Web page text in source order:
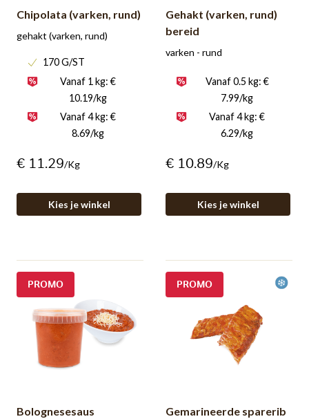
Chipolata (varken, rund)
gehakt (varken, rund)
170 G/ST
Vanaf 1 kg: €
10.19/kg
Vanaf 4 kg: €
8.69/kg
€ 11.29/kg
Kies je winkel
Gehakt (varken, rund)
bereid
varken - rund
Vanaf 0.5 kg: €
7.99/kg
Vanaf 4 kg: €
6.29/kg
€ 10.89/kg
Kies je winkel
PROMO
Bolognesesaus
PROMO
Gemarineerde sparerib